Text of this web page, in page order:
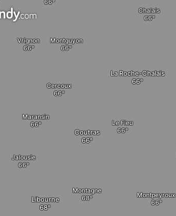
Libourne
Jalousie
Montagne
Le Fieu
Coutras
Maransin
Chalais
La Roche-Chalais
Vrignon
Cercoux
Montguyon
Montpeyroux